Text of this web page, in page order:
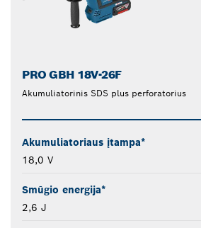
PRO GBH 18V-26F
Akumuliatorinis SDS plus perforatorius
Akumuliatoriaus įtampa*
18,0 V
Smūgio energija*
2,6 J